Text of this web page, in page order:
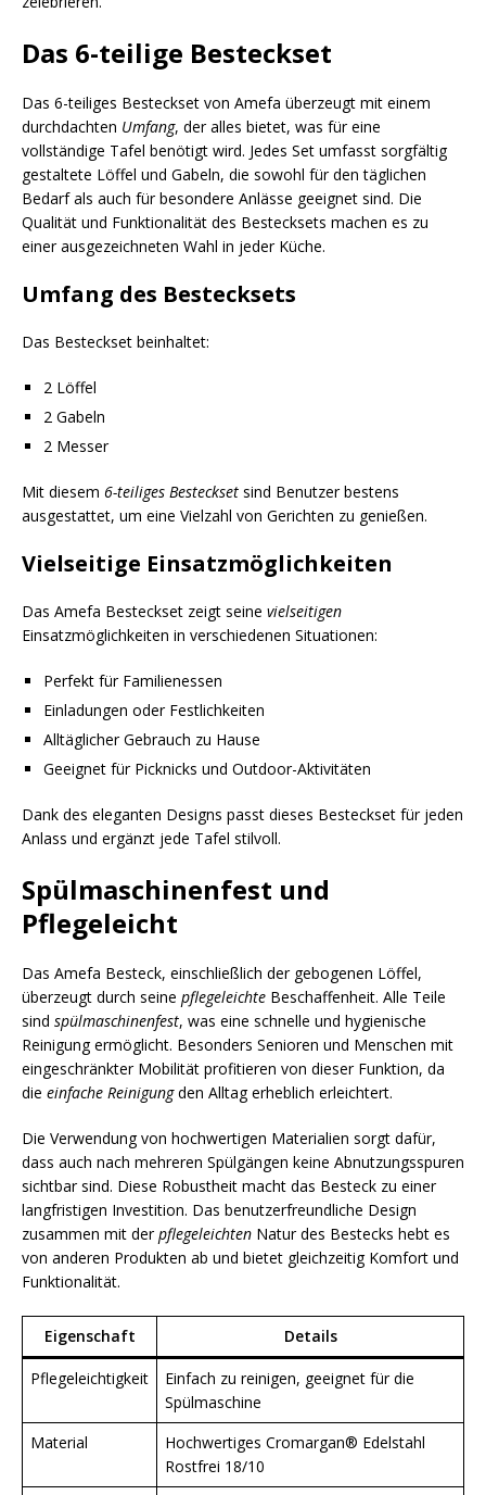
Das 6-teilige Besteckset
Das 6-teiliges Besteckset von Amefa überzeugt mit einem
durchdachten Umfang, der alles bietet, was für eine
vollständige Tafel benötigt wird. Jedes Set umfasst sorgfältig
gestaltete Löffel und Gabeln, die sowohl für den täglichen
Bedarf als auch für besondere Anlässe geeignet sind. Die
Qualität und Funktionalität des Bestecksets machen es zu
einer ausgezeichneten Wahl in jeder Küche.
Umfang des Bestecksets
Das Besteckset beinhaltet:
2 Löffel
2 Gabeln
2 Messer
Mit diesem 6-teiliges Besteckset sind Benutzer bestens
ausgestattet, um eine Vielzahl von Gerichten zu genießen.
Vielseitige Einsatzmöglichkeiten
Das Amefa Besteckset zeigt seine vielseitigen
Einsatzmöglichkeiten in verschiedenen Situationen:
Perfekt für Familienessen
Einladungen oder Festlichkeiten
Alltäglicher Gebrauch zu Hause
Geeignet für Picknicks und Outdoor-Aktivitäten
Dank des eleganten Designs passt dieses Besteckset für jeden
Anlass und ergänzt jede Tafel stilvoll.
Spülmaschinenfest und
Pflegeleicht
Das Amefa Besteck, einschließlich der gebogenen Löffel,
überzeugt durch seine pflegeleichte Beschaffenheit. Alle Teile
sind spülmaschinenfest, was eine schnelle und hygienische
Reinigung ermöglicht. Besonders Senioren und Menschen mit
eingeschränkter Mobilität profitieren von dieser Funktion, da
die einfache Reinigungden Alltag erheblich erleichtert.
Die Verwendung von hochwertigen Materialien sorgt dafür,
dass auch nach mehreren Spülgängen keine Abnutzungsspuren
sichtbar sind. Diese Robustheit macht das Besteck zu einer
langfristigen Investition. Das benutzerfreundliche Design
zusammen mit derpflegeleichten Natur des Bestecks hebt es
von anderen Produkten ab und bietet gleichzeitig Komfort und
Funktionalität.
Eigenschaft Details
Pflegeleichtigkeit
Einfach zu reinigen, geeignet für die
Spülmaschine
Material
Hochwertiges Cromargan® Edelstahl
Rostfrei 18/10